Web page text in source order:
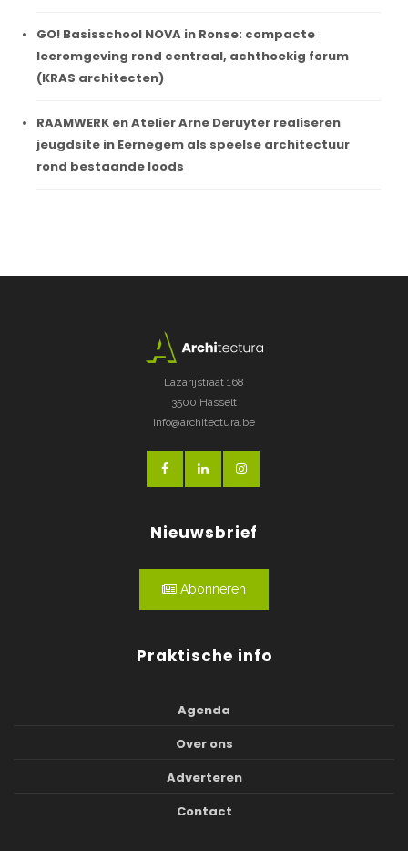
GO! Basisschool NOVA in Ronse: compacte
leeromgeving rond centraal, achthoekig forum
(KRAS architecten)
RAAMWERK en Atelier Arne Deruyter realiseren
jeugdsite in Eernegem als speelse architectuur
rond bestaande loods
Lazarijstraat 168
3500 Hasselt
info@architectura.be
Nieuwsbrief
Abonneren
Praktische info
Agenda
Over ons
Adverteren
Contact